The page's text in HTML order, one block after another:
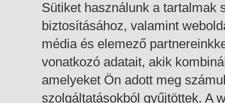
Sütiket használunk a tartalmak
biztosításához, valamint
média és elemező
vonatkozó adatait, akik
amelyeket Ön adott meg
szolgáltatásokból gyűjtöttek. A